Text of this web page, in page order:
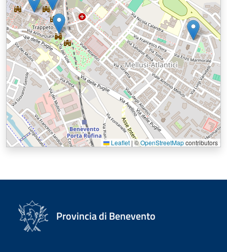
Leaflet |©OpenStreetMapcontributors
Provincia di Benevento